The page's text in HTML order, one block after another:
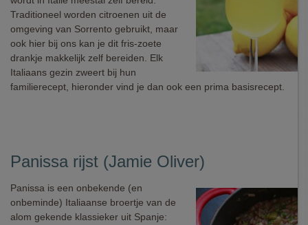
Traditioneel worden citroenen uit de
omgeving van Sorrento gebruikt, maar
ook hier bij ons kan je dit fris-zoete
drankje makkelijk zelf bereiden. Elk
Italiaans gezin zweert bij hun
familierecept, hieronder vind je dan ook een prima basisrecept.
Panissa rijst (Jamie Oliver)
Panissa is een onbekende (en
onbeminde) Italiaanse broertje van de
alom gekende klassieker uit Spanje: